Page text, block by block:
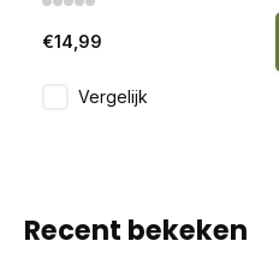
€14,99
Vergelijk
Recent bekeken